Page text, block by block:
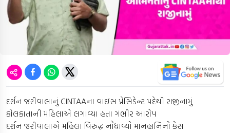
દર્શન જરીવાલાનું CINTAAના વાઇસ પ્રેસિડેન્ટ પદેથી રાજીનામું
કોલકાતાની મહિલાએ લગાવ્યા હતા ગંભીર આરોપ
દર્શન જરીવાલાએ મહિલા વિરુદ્ધ નોંધાવ્યો માનહાનિનો કેસ